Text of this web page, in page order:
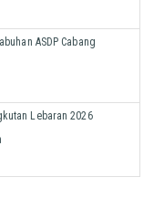
ASDP Cabang
Lebaran 2026